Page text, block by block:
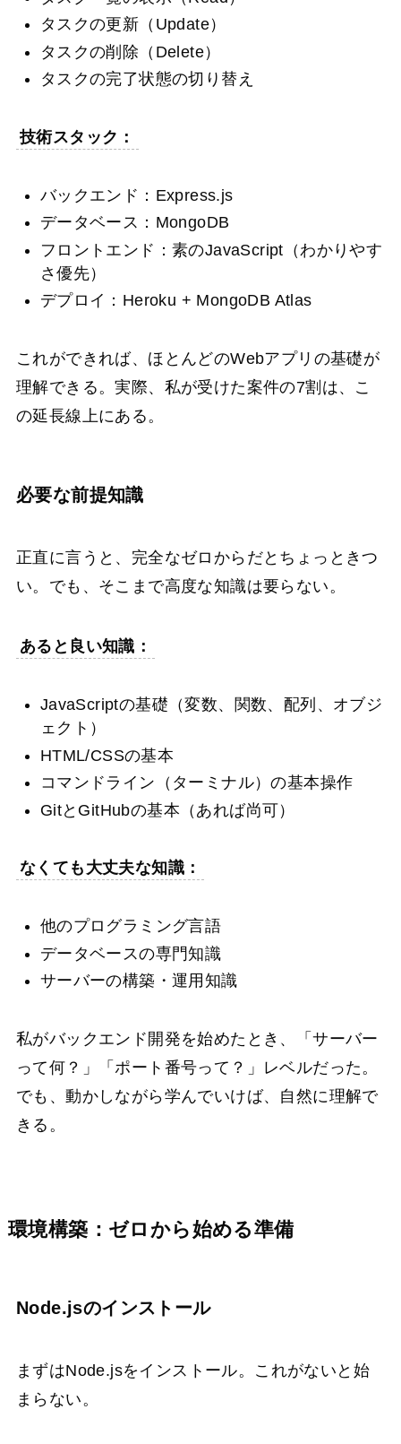
タスクの更新（Update）
タスクの削除（Delete）
タスクの完了状態の切り替え
技術スタック：
バックエンド：Express.js
データベース：MongoDB
フロントエンド：素のJavaScript（わかりやす
さ優先）
デプロイ：Heroku + MongoDB Atlas
これができれば、ほとんどのWebアプリの基礎が
理解できる。実際、私が受けた案件の7割は、こ
の延長線上にある。
必要な前提知識
正直に言うと、完全なゼロからだとちょっときつ
い。でも、そこまで高度な知識は要らない。
あると良い知識：
JavaScriptの基礎（変数、関数、配列、オブジ
ェクト）
HTML/CSSの基本
コマンドライン（ターミナル）の基本操作
GitとGitHubの基本（あれば尚可）
なくても大丈夫な知識：
他のプログラミング言語
データベースの専門知識
サーバーの構築・運用知識
私がバックエンド開発を始めたとき、「サーバー
って何？」「ポート番号って？」レベルだった。
でも、動かしながら学んでいけば、自然に理解で
きる。
環境構築：ゼロから始める準備
Node.jsのインストール
まずはNode.jsをインストール。これがないと始
まらない。